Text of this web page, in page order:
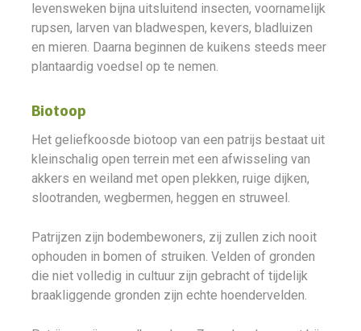
levensweken bijna uitsluitend insecten, voornamelijk
rupsen, larven van bladwespen, kevers, bladluizen
en mieren. Daarna beginnen de kuikens steeds meer
plantaardig voedsel op te nemen.
Biotoop
Het geliefkoosde biotoop van een patrijs bestaat uit
kleinschalig open terrein met een afwisseling van
akkers en weiland met open plekken, ruige dijken,
slootranden, wegbermen, heggen en struweel.
Patrijzen zijn bodembewoners, zij zullen zich nooit
ophouden in bomen of struiken. Velden of gronden
die niet volledig in cultuur zijn gebracht of tijdelijk
braakliggende gronden zijn echte hoendervelden.